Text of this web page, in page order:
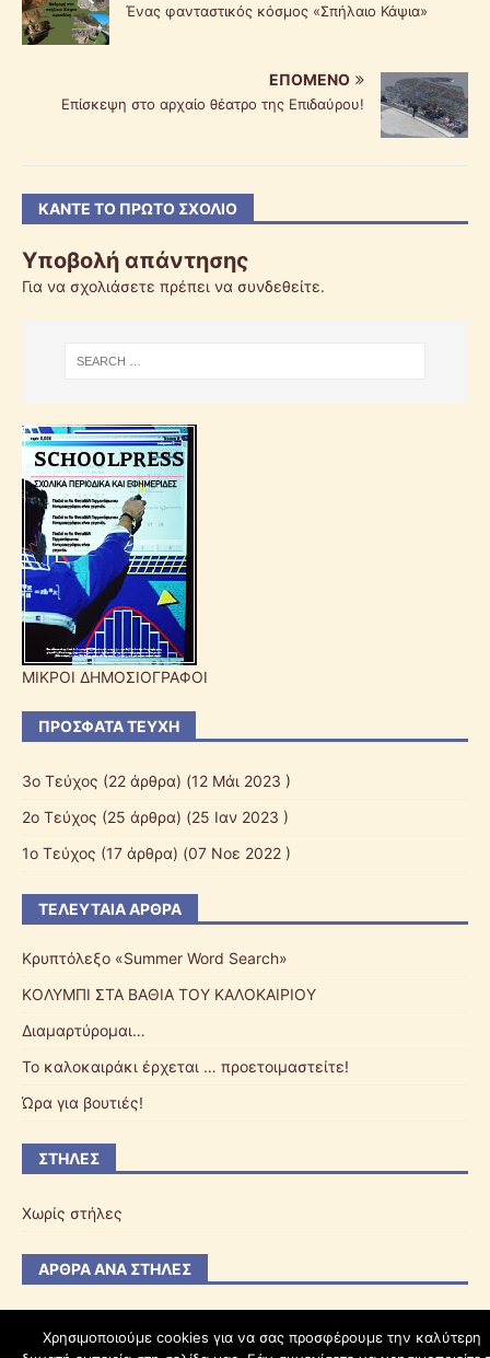
Ένας φανταστικός κόσμος «Σπήλαιο Κάψια»
ΕΠΌΜΕΝΟ
Επίσκεψη στο αρχαίο θέατρο της Επιδαύρου!
ΚΆΝΤΕ ΤΟ ΠΡΏΤΟ ΣΧΌΛΙΟ
Υποβολή απάντησης
Για να σχολιάσετε πρέπει να συνδεθείτε.
ΜΙΚΡΟΙ ΔΗΜΟΣΙΟΓΡΑΦΟΙ
ΠΡΌΣΦΑΤΑ ΤΕΎΧΗ
3o Τεύχος (22 άρθρα) (12 Μάι 2023 )
2o Τεύχος (25 άρθρα) (25 Ιαν 2023 )
1ο Τεύχος (17 άρθρα) (07 Νοε 2022 )
ΤΕΛΕΥΤΑΊΑ ΆΡΘΡΑ
Κρυπτόλεξο «Summer Word Search»
ΚΟΛΥΜΠΙ ΣΤΑ ΒΑΘΙΑ ΤΟΥ ΚΑΛΟΚΑΙΡΙΟΥ
Διαμαρτύρομαι…
Το καλοκαιράκι έρχεται … προετοιμαστείτε!
Ώρα για βουτιές!
ΣΤΉΛΕΣ
Χωρίς στήλες
ΆΡΘΡΑ ΑΝΆ ΣΤΉΛΕΣ
Χρησιμοποιούμε cookies για να σας προσφέρουμε την καλύτερη